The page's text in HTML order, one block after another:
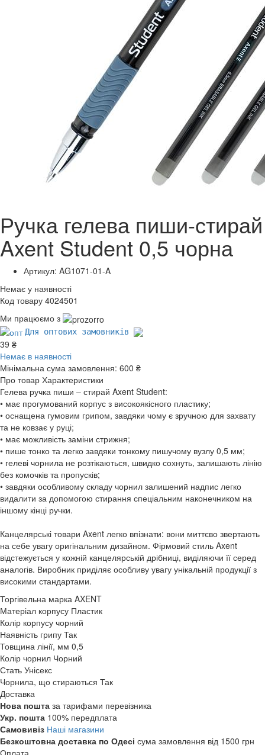
Ручка гелева пиши-стирай
Axent Student 0,5 чорна
Артикул: AG1071-01-A
Немає у наявності
Код товару 4024501
Ми працюємо з
Для оптових замовників
39 ₴
Немає в наявності
Мінімальна сума замовлення: 600 ₴
Про товар Характеристики
Гелева ручка пиши – стирай Axent Student:
• має прогумований корпус з високоякісного пластику;
• оснащена гумовим грипом, завдяки чому є зручною для захвату
та не ковзає у руці;
• має можливість заміни стрижня;
• пише тонко та легко завдяки тонкому пишучому вузлу 0,5 мм;
• гелеві чорнила не розтікаються, швидко сохнуть, залишають лінію
без комочків та пропусків;
• завдяки особливому складу чорнил залишений надпис легко
видалити за допомогою стирання спеціальним наконечником на
іншому кінці ручки.
Канцелярські товари Axent легко впізнати: вони миттєво звертають
на себе увагу оригінальним дизайном. Фірмовий стиль Axent
відстежується у кожній канцелярській дрібниці, виділяючи її серед
аналогів. Виробник приділяє особливу увагу унікальній продукції з
високими стандартами.
Торгівельна марка AXENT
Матеріал корпусу Пластик
Колір корпусу чорний
Наявність грипу Так
Товщина лінії, мм 0,5
Колір чорнил Чорний
Стать Унісекс
Чорнила, що стираються Так
Доставка
Нова пошта за тарифами перевізника
Укр. пошта 100% передплата
Самовивіз Наші магазини
Безкоштовна доставка по Одесі сума замовлення від 1500 грн